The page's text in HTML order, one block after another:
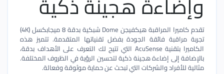
تقدم كاميرا المراقبة هيكفيجن Dome شبكية بدقة 8 ميجابكسل (4K)
تجربة مراقبة فائقة الجودة بفضل تقنياتها المتقدمة. تتميز هذه
الكاميرا بتقنية AcuSense التي تتيح لك التعرف على الأهداف بدقة،
بالإضافة إلى إضاءة هجينة ذكية لتحسين الرؤية في الظروف المختلفة.
مثالية للأفراد والشركات التي تبحث عن حماية موثوقة وفعالة.